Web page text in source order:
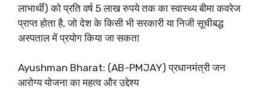
लाभार्थी) को प्रति वर्ष 5 लाख रुपये तक का स्वास्थ्य बीमा कवरेज
प्राप्त होता है, जो देश के किसी भी सरकारी या निजी सूचीबद्ध
अस्पताल में प्रयोग किया जा सकता
Ayushman Bharat: (AB-PMJAY) प्रधानमंत्री जन
आरोग्य योजना का महत्व और उद्देश्य